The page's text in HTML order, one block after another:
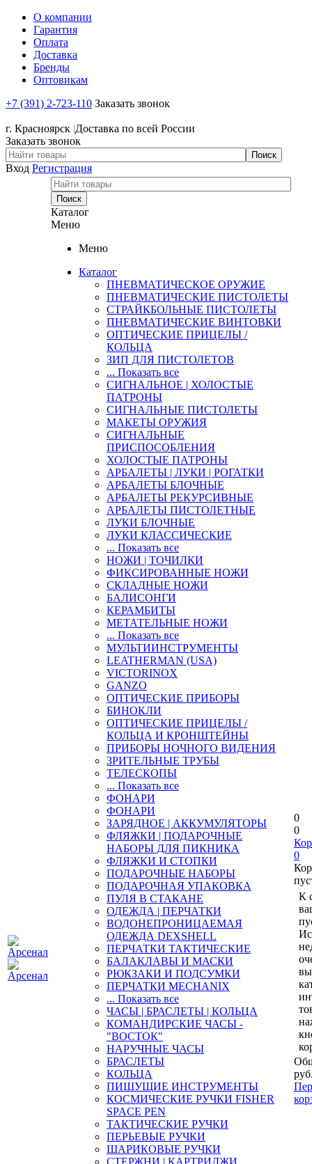
О компании
Гарантия
Оплата
Доставка
Бренды
Оптовикам
+7 (391) 2-723-110 Заказать звонок
г. Красноярск |Доставка по всей России
Заказать звонок
Вход Регистрация
Каталог
Меню
Меню
Каталог
ПНЕВМАТИЧЕСКОЕ ОРУЖИЕ
ПНЕВМАТИЧЕСКИЕ ПИСТОЛЕТЫ
СТРАЙКБОЛЬНЫЕ ПИСТОЛЕТЫ
ПНЕВМАТИЧЕСКИЕ ВИНТОВКИ
ОПТИЧЕСКИЕ ПРИЦЕЛЫ /
КОЛЬЦА
ЗИП ДЛЯ ПИСТОЛЕТОВ
... Показать все
СИГНАЛЬНОЕ | ХОЛОСТЫЕ
ПАТРОНЫ
СИГНАЛЬНЫЕ ПИСТОЛЕТЫ
МАКЕТЫ ОРУЖИЯ
СИГНАЛЬНЫЕ
ПРИСПОСОБЛЕНИЯ
ХОЛОСТЫЕ ПАТРОНЫ
АРБАЛЕТЫ | ЛУКИ | РОГАТКИ
АРБАЛЕТЫ БЛОЧНЫЕ
АРБАЛЕТЫ РЕКУРСИВНЫЕ
АРБАЛЕТЫ ПИСТОЛЕТНЫЕ
ЛУКИ БЛОЧНЫЕ
ЛУКИ КЛАССИЧЕСКИЕ
... Показать все
НОЖИ | ТОЧИЛКИ
ФИКСИРОВАННЫЕ НОЖИ
СКЛАДНЫЕ НОЖИ
БАЛИСОНГИ
КЕРАМБИТЫ
МЕТАТЕЛЬНЫЕ НОЖИ
... Показать все
МУЛЬТИИНСТРУМЕНТЫ
LEATHERMAN (USA)
VICTORINOX
GANZO
ОПТИЧЕСКИЕ ПРИБОРЫ
БИНОКЛИ
ОПТИЧЕСКИЕ ПРИЦЕЛЫ /
КОЛЬЦА И КРОНШТЕЙНЫ
ПРИБОРЫ НОЧНОГО ВИДЕНИЯ
ЗРИТЕЛЬНЫЕ ТРУБЫ
ТЕЛЕСКОПЫ
... Показать все
ФОНАРИ
ФОНАРИ
ЗАРЯДНОЕ | АККУМУЛЯТОРЫ
ФЛЯЖКИ | ПОДАРОЧНЫЕ
НАБОРЫ ДЛЯ ПИКНИКА
ФЛЯЖКИ И СТОПКИ
ПОДАРОЧНЫЕ НАБОРЫ
ПОДАРОЧНАЯ УПАКОВКА
ПУЛЯ В СТАКАНЕ
ОДЕЖДА | ПЕРЧАТКИ
ВОДОНЕПРОНИЦАЕМАЯ
ОДЕЖДА DEXSHELL
ПЕРЧАТКИ ТАКТИЧЕСКИЕ
БАЛАКЛАВЫ И МАСКИ
РЮКЗАКИ И ПОДСУМКИ
ПЕРЧАТКИ MECHANIX
... Показать все
ЧАСЫ | БРАСЛЕТЫ | КОЛЬЦА
КОМАНДИРСКИЕ ЧАСЫ -
"ВОСТОК"
НАРУЧНЫЕ ЧАСЫ
БРАСЛЕТЫ
КОЛЬЦА
ПИШУЩИЕ ИНСТРУМЕНТЫ
КОСМИЧЕСКИЕ РУЧКИ FISHER
SPACE PEN
ТАКТИЧЕСКИЕ РУЧКИ
ПЕРЬЕВЫЕ РУЧКИ
ШАРИКОВЫЕ РУЧКИ
СТЕРЖНИ | КАРТРИДЖИ
0
0
0
К